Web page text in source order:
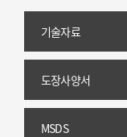
기술자료
도장사양서
MSDS